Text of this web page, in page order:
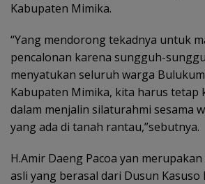
Kabupaten Mimika.
“Yang mendorong tekadnya untuk
pencalonan karena sungguh-
menyatukan seluruh warga
Kabupaten Mimika, kita harus tetap
dalam menjalin silaturahmi sesama
yang ada di tanah rantau,”sebutnya.
H.Amir Daeng Pacoa yan
asli yang berasal dari Dusun Kasuso